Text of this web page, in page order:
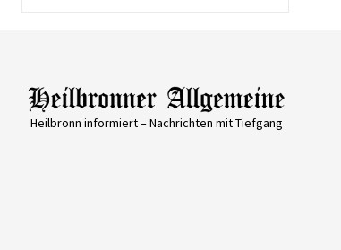
Heilbronn informiert – Nachrichten mit Tiefgang